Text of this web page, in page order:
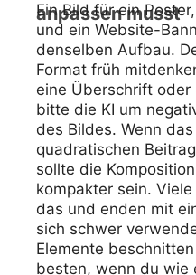
anpassen musst
Ein Bild für ein
und ein Website-
denselben Aufbau.
Format früh
eine Überschrift
bitte die KI um
des Bildes. Wenn
quadratischen
sollte die
kompakter sein.
das und enden mit
sich schwer
Elemente
besten, wenn du wie